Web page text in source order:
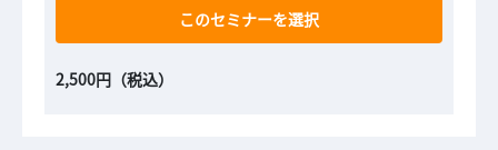
このセミナーを選択
2,500円（税込）